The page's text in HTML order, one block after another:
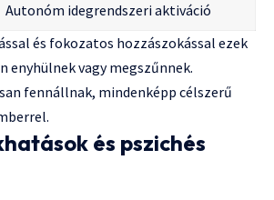
Autonóm idegrendszeri aktiváció
és fokozatos hozzászokással ezek
enyhülnek vagy megszűnnek.
fennállnak, mindenképp célszerű
és pszichés